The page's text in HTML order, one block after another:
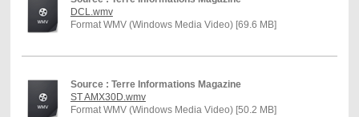
DCL.wmv
Format WMV (Windows Media Video) [69.6 MB]
Source : Terre Informations Magazine
ST AMX30D.wmv
Format WMV (Windows Media Video) [50.2 MB]